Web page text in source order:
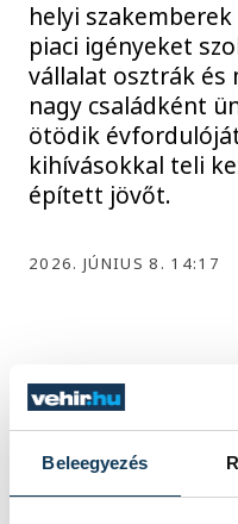
Beleegyezés
helyi
piaci igényeket
vállalat osztrák és
nagy családként
ötödik
kihívásokkal teli
épített jövőt.
2026. JÚNIUS 8. 14:17
35 év
megújulás
ünnepli a